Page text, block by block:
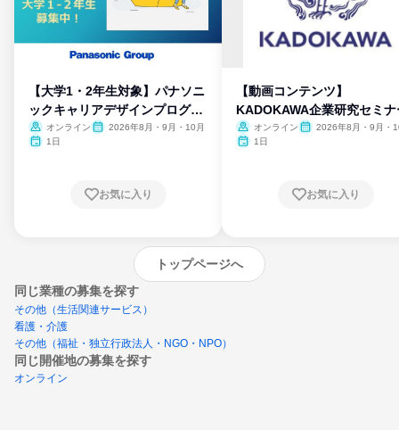
【大学1・2年生対象】パナソニ
ックキャリアデザインプログラ
ム
オンライン
2026年8月・9月・10月
1日
お気に入り
【動画コンテンツ】
KADOKAWA企業研究セミナ
オンライン
2026年8月・9月・
1日
お気に入り
トップページへ
同じ業種の募集を探す
その他（生活関連サービス）
看護・介護
その他（福祉・独立行政法人・NGO・NPO）
同じ開催地の募集を探す
オンライン